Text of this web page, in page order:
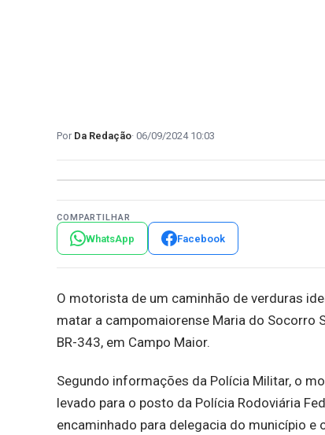
Da Redação 06/09/2024 10:03
COMPARTILHAR
WhatsApp Facebook
O motorista de um caminhão de verduras
matar a campomaiorense Maria do Socorro
BR-343, em Campo Maior.
Segundo informações da Polícia Militar, o
levado para o posto da Polícia Rodoviária
encaminhado para delegacia do município e